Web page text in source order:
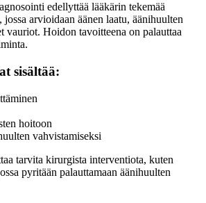
edellyttää lääkärin tekemää
arvioidaan äänen laatu, äänihuulten
vauriot. Hoidon tavoitteena on palauttaa
sisältää:
hoitoon
vahvistamiseksi
tarvita kirurgista interventiota, kuten
pyritään palauttamaan äänihuulten